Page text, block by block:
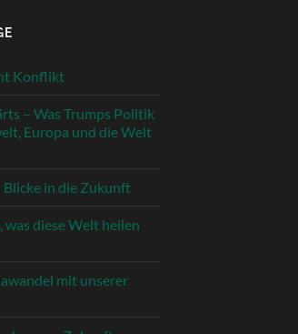
Konflikt
– Was Trumps Politik
Europa und die Welt
Blicke in die Zukunft
was diese Welt heilen
mit unserer